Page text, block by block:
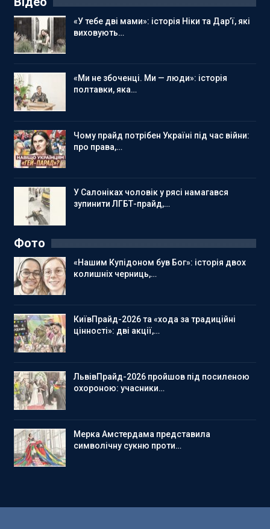
«У тебе дві мами»: історія Ніки та Дар’ї, які
виховують…
«Ми не збоченці. Ми — люди»: історія
полтавки, яка…
Чому прайд потрібен Україні під час війни:
про права,…
У Салоніках чоловік у рясі намагався
зупинити ЛГБТ-прайд,…
Фото
«Нашим Купідоном був Бог»: історія двох
колишніх черниць,…
КиївПрайд-2026 та «хода за традиційні
цінності»: дві акції,…
ЛьвівПрайд-2026 пройшов під посиленою
охороною: учасники…
Мерка Амстердама представила
символічну сукню проти…